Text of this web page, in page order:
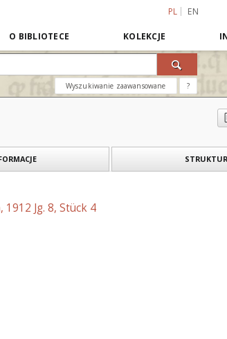
PL EN
O BIBLIOTECE KOLEKCJE
Wyszukiwanie zaawansowane ?
Jg. 8, Stück 4